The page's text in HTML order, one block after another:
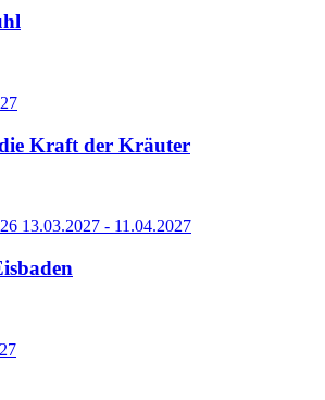
Kraft der Kräuter
13.03.2027 - 11.04.2027